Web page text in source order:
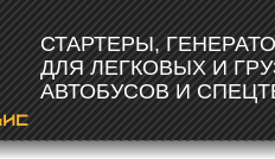
СТАРТЕРЫ,
ДЛЯ ЛЕГКОВЫХ И
АВТОБУСОВ И